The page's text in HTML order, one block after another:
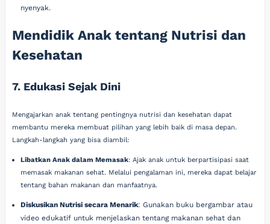
nyenyak.
Mendidik Anak tentang Nutrisi dan
Kesehatan
7. Edukasi Sejak Dini
Mengajarkan anak tentang pentingnya nutrisi dan kesehatan dapat
membantu mereka membuat pilihan yang lebih baik di masa depan.
Langkah-langkah yang bisa diambil:
Libatkan Anak dalam Memasak: Ajak anak untuk berpartisipasi saat
memasak makanan sehat. Melalui pengalaman ini, mereka dapat belajar
tentang bahan makanan dan manfaatnya.
Diskusikan Nutrisi secara Menarik: Gunakan buku bergambar atau
video edukatif untuk menjelaskan tentang makanan sehat dan